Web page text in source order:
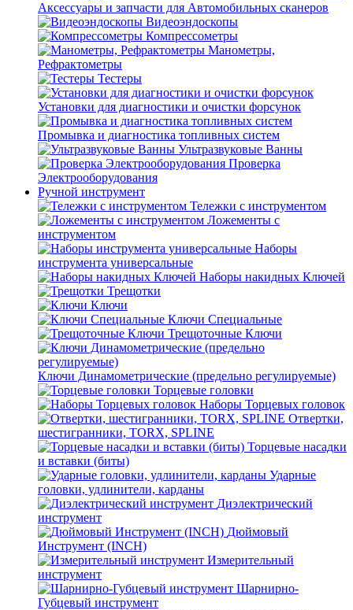
Аксессуары и запчасти для Автомобильных сканеров
Видеоэндоскопы
Компрессометры
Манометры,
Рефрактометры
Тестеры
Установки для диагностики и очистки форсунок
Промывка и диагностика топливных систем
Ультразвуковые Ванны
Проверка
Электрооборудования
Ручной инструмент
Тележки с инструментом
Ложементы с
инструментом
Наборы
инструмента универсальные
Наборы накидных Ключей
Трещотки
Ключи
Ключи Специальные
Трещоточные Ключи
Ключи Динамометрические (предельно регулируемые)
Торцевые головки
Наборы Торцевых головок
Отвертки,
шестигранники, TORX, SPLINE
Торцевые насадки
и вставки (биты)
Ударные
головки, удлинители, карданы
Диэлектрический
инструмент
Дюймовый
Инструмент (INCH)
Измерительный
инструмент
Шарнирно-
Губцевый инструмент